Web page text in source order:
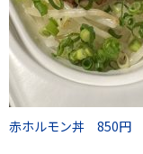
赤ホルモン丼 850円